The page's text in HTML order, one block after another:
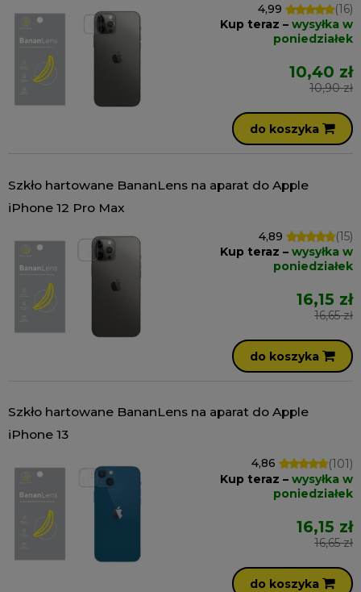
4,99
(16)
Kup teraz – wysyłka w
poniedziałek
10,40 zł
10,90 zł
do koszyka
Szkło hartowane BananLens na aparat do Apple
iPhone 12 Pro Max
4,89
(15)
Kup teraz – wysyłka w
poniedziałek
16,15 zł
16,65 zł
do koszyka
Szkło hartowane BananLens na aparat do Apple
iPhone 13
4,86
(101)
Kup teraz – wysyłka w
poniedziałek
16,15 zł
16,65 zł
do koszyka